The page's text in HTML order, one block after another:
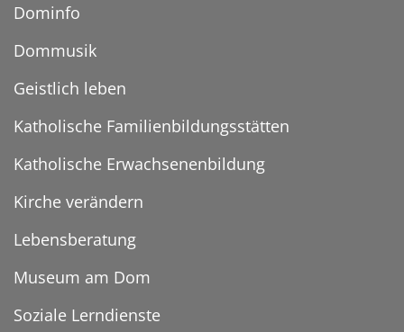
Dominfo
Dommusik
Geistlich leben
Katholische Familienbildungsstätten
Katholische Erwachsenenbildung
Kirche verändern
Lebensberatung
Museum am Dom
Soziale Lerndienste